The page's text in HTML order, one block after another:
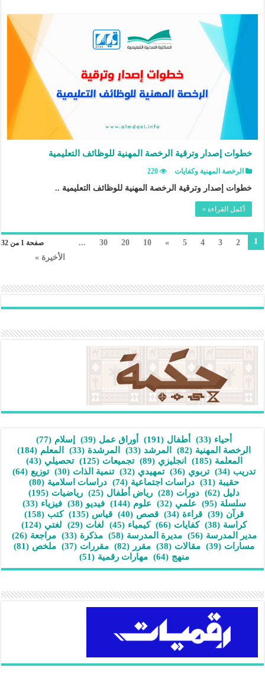
خطوات إصدار وترقية الرخصة المهنية للوظائف التعليمية
الرخصة المهنية وكفايات 220
خطوات إصدار وترقية الرخصة المهنية للوظائف التعليمية ..
أكمل القراءة »
صفحة 1 من 32 1
2
3
4
5
»
10
20
30
...
الأخيرة »
أحياء (33) أطفال (191) أوراق عمل (39) إسلام (77)
الرخصة المهنية (82) المرشد (33) المرشدة (33) المعلم (184)
المعلمة (185) انجليزي (89) تجميعات (125) تحصيلي (43)
تدريب (34) تربوي (36) تمهيدي (32) تنمية الذات (30) توزيع (64)
حقيبة (31) دراسات اجتماعية (74) دراسات اسلامية (80)
دليل (62) دورات (28) رياض أطفال (25) رياضيات (195)
سلسلة (95) علمي (32) علوم (144) فيديو (38) فيزياء (33)
قرآن (39) قراءة (34) قصص (40) قياس (135) كتب (158)
كراسة (38) كفايات (66) كيمياء (45) لغات (29) لغتي (124)
مدير المدرسة (56) مديرة المدرسة (58) مذكرة (33) مراجعة (26)
مسارات (39) مقالات (38) مقرر (82) مقررات (37) ملخص (81)
منهج (64) مهارات رقمية (51)